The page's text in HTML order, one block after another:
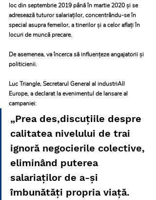
loc din septembrie 2019 până în martie 2020 și se
adresează tuturor salariaților, concentrându-se în
special asupra femeilor, a tinerilor și a celor aflați în
locuri de muncă precare.
De asemenea, va încerca să influențeze angajatorii și
politicienii.
Luc Triangle, Secretarul General al industriAll
Europe, a declarat la evenimentul de lansare al
campaniei:
„Prea des,discuțiile despre
calitatea nivelului de trai
ignoră negocierile colective,
eliminând puterea
salariaților de a-și
îmbunătăți propria viață.